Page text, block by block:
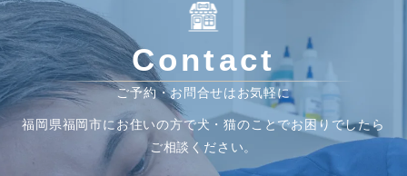
Contact
ご予約・お問合せはお気軽に
福岡県福岡市にお住いの方で犬・猫のことでお困りでしたら
ご相談ください。